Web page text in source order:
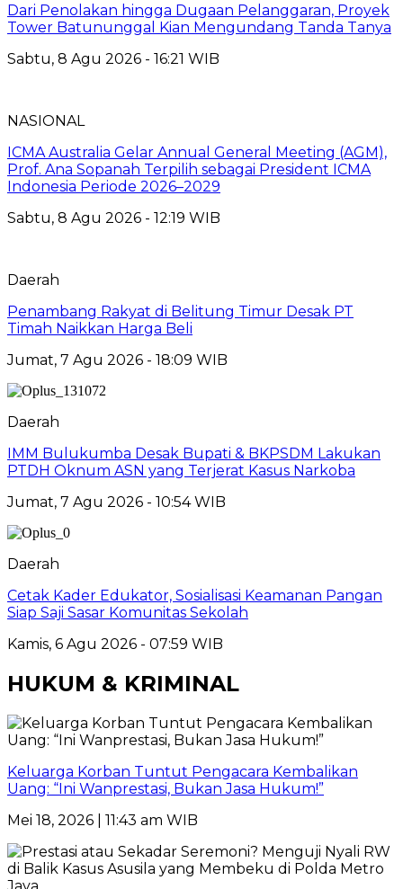
Dari Penolakan hingga Dugaan Pelanggaran, Proyek
Tower Batununggal Kian Mengundang Tanda Tanya
Sabtu, 8 Agu 2026 - 16:21 WIB
NASIONAL
ICMA Australia Gelar Annual General Meeting (AGM),
Prof. Ana Sopanah Terpilih sebagai President ICMA
Indonesia Periode 2026–2029
Sabtu, 8 Agu 2026 - 12:19 WIB
Daerah
Penambang Rakyat di Belitung Timur Desak PT
Timah Naikkan Harga Beli
Jumat, 7 Agu 2026 - 18:09 WIB
Daerah
IMM Bulukumba Desak Bupati & BKPSDM Lakukan
PTDH Oknum ASN yang Terjerat Kasus Narkoba
Jumat, 7 Agu 2026 - 10:54 WIB
Daerah
Cetak Kader Edukator, Sosialisasi Keamanan Pangan
Siap Saji Sasar Komunitas Sekolah
Kamis, 6 Agu 2026 - 07:59 WIB
HUKUM & KRIMINAL
Keluarga Korban Tuntut Pengacara Kembalikan
Uang: “Ini Wanprestasi, Bukan Jasa Hukum!”
Mei 18, 2026 | 11:43 am WIB